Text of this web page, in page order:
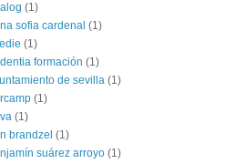
(1)
sofia cardenal (1)
(1)
formación (1)
de sevilla (1)
(1)
(1)
brandzel (1)
suárez arroyo (1)